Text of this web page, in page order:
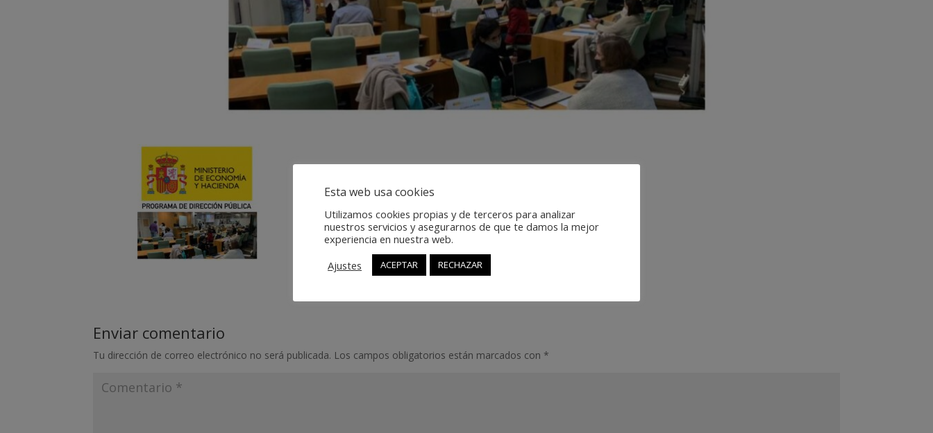
Enviar comentario
Tu dirección de correo electrónico no será publicada. Los campos obligatorios están marcados con *
Esta web usa cookies
Utilizamos cookies propias y de terceros para analizar
nuestros servicios y asegurarnos de que te damos la mejor
experiencia en nuestra web.
Ajustes
ACEPTAR RECHAZAR